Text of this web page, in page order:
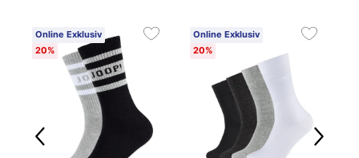
Online Exklusiv
20%
Online Exklusiv
20%